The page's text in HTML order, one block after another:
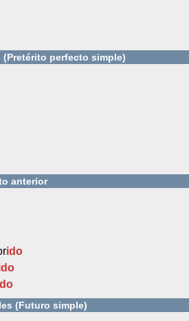
perfecto simple)
anterior
ido
(Futuro simple)